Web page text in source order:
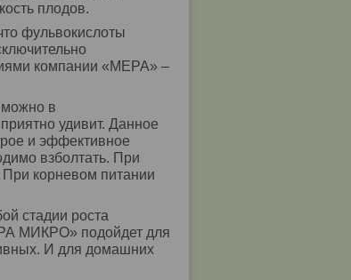
плодов.
фульвокислоты
компании «МЕРА» –
в
удивит. Данное
и эффективное
взболтать. При
При корневом питании
стадии роста
МИКРО» подойдет для
И для домашних